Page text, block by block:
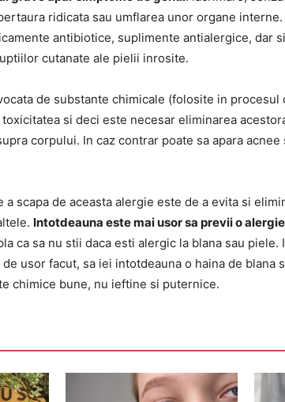
ridicata sau umflarea unor organe
antibiotice, suplimente antialergice, dar
cutanate ale pielii inrosite.
de substante chimicale (folosite in procesul
si deci este necesar eliminarea
corpului. In caz contrar poate sa apara acnee
a scapa de aceasta alergie este de a evita si
Intotdeauna este mai usor sa previi o
ca sa nu stii daca esti alergic la blana sau piele.
usor facut, sa iei intotdeauna o haina de blana
chimice bune, nu ieftine si puternice.